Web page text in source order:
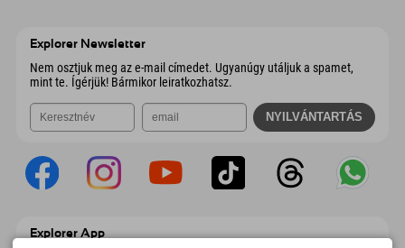
Explorer Newsletter
Nem osztjuk meg az e-mail címedet. Ugyanúgy utáljuk a spamet,
mint te. Ígérjük! Bármikor leiratkozhatsz.
Explorer App